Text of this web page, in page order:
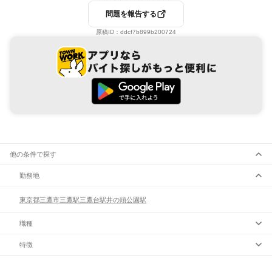
問題を報告する
原稿ID： ddcf7b899b200724
他の条件で探す
勤務地
東京都三鷹市三鷹駅三鷹台駅井の頭公園駅
職種
特徴